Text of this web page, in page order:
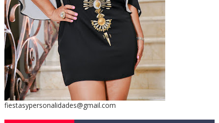
fiestasypersonalidades@gmail.com